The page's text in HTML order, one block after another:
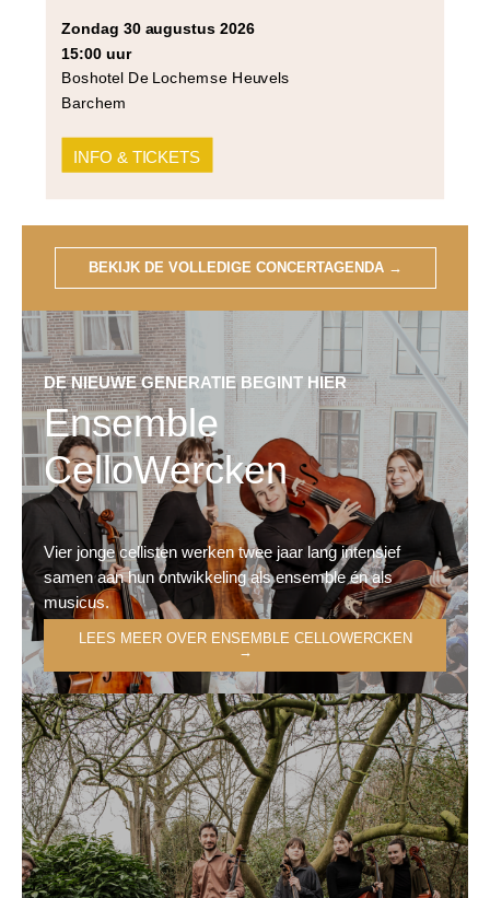
strijkers in vier partijen. Daartussen klinken
werken van Cornelia Tautu (Da Capo),
Grażyna Bacewicz (Quartet for 4 cellos) […]
zondag 30 augustus 2026
15:00 uur
Boshotel De Lochemse Heuvels
Barchem
INFO & TICKETS
BEKIJK DE VOLLEDIGE CONCERTAGENDA →
DE NIEUWE GENERATIE BEGINT HIER
Ensemble
CelloWercken
Vier jonge cellisten werken twee jaar lang intensief
samen aan hun ontwikkeling als ensemble én als
musicus.
LEES MEER OVER ENSEMBLE CELLOWERCKEN
→